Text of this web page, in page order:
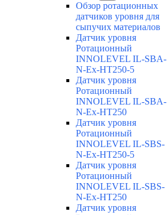
Обзор ротационных
датчиков уровня для
сыпучих материалов
Датчик уровня
Ротационный
INNOLEVEL IL-SBA-
N-Ex-HT250-5
Датчик уровня
Ротационный
INNOLEVEL IL-SBA-
N-Ex-HT250
Датчик уровня
Ротационный
INNOLEVEL IL-SBS-
N-Ex-HT250-5
Датчик уровня
Ротационный
INNOLEVEL IL-SBS-
N-Ex-HT250
Датчик уровня